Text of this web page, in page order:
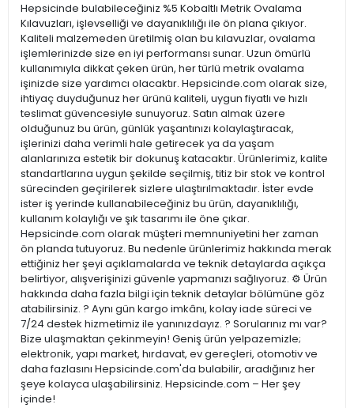
Hepsicinde bulabileceğiniz %5 Kobaltlı Metrik Ovalama
Kılavuzları, işlevselliği ve dayanıklılığı ile ön plana çıkıyor.
Kaliteli malzemeden üretilmiş olan bu kılavuzlar, ovalama
işlemlerinizde size en iyi performansı sunar. Uzun ömürlü
kullanımıyla dikkat çeken ürün, her türlü metrik ovalama
işinizde size yardımcı olacaktır. Hepsicinde.com olarak size,
ihtiyaç duyduğunuz her ürünü kaliteli, uygun fiyatlı ve hızlı
teslimat güvencesiyle sunuyoruz. Satın almak üzere
olduğunuz bu ürün, günlük yaşantınızı kolaylaştıracak,
işlerinizi daha verimli hale getirecek ya da yaşam
alanlarınıza estetik bir dokunuş katacaktır. Ürünlerimiz, kalite
standartlarına uygun şekilde seçilmiş, titiz bir stok ve kontrol
sürecinden geçirilerek sizlere ulaştırılmaktadır. İster evde
ister iş yerinde kullanabileceğiniz bu ürün, dayanıklılığı,
kullanım kolaylığı ve şık tasarımı ile öne çıkar.
Hepsicinde.com olarak müşteri memnuniyetini her zaman
ön planda tutuyoruz. Bu nedenle ürünlerimiz hakkında merak
ettiğiniz her şeyi açıklamalarda ve teknik detaylarda açıkça
belirtiyor, alışverişinizi güvenle yapmanızı sağlıyoruz. ⚙️ Ürün
hakkında daha fazla bilgi için teknik detaylar bölümüne göz
atabilirsiniz. ? Aynı gün kargo imkânı, kolay iade süreci ve
7/24 destek hizmetimiz ile yanınızdayız. ? Sorularınız mı var?
Bize ulaşmaktan çekinmeyin! Geniş ürün yelpazemizle;
elektronik, yapı market, hırdavat, ev gereçleri, otomotiv ve
daha fazlasını Hepsicinde.com'da bulabilir, aradığınız her
şeye kolayca ulaşabilirsiniz. Hepsicinde.com – Her şey
içinde!